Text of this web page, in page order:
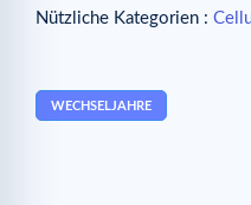
Nützliche Kategorien :
WECHSELJAHRE